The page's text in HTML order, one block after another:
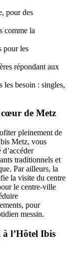
pour des
comme la
pour les
répondant aux
les besoin : singles,
cœur de Metz
pleinement de
Metz, vous
traditionnels et
Par ailleurs, la
la visite du centre
le centre-ville
pour
messin.
à l’Hôtel Ibis